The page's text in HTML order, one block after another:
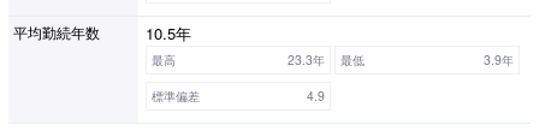
平均勤続年数 10.5年
最高 23.3年 最低
3.9年
標準偏差
4.9